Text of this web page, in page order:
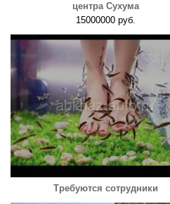
центра Сухума
15000000 руб.
Требуются сотрудники